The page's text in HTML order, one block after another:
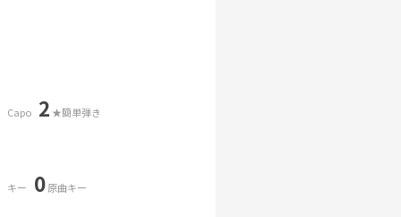
Capo 2 ★簡単弾き
キー 0原曲キー